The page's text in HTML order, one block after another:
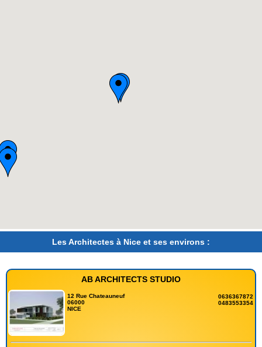
Les Architectes à Nice et ses environs :
AB ARCHITECTS STUDIO
12 Rue Chateauneuf
06000
NICE
0636367872
0483553354